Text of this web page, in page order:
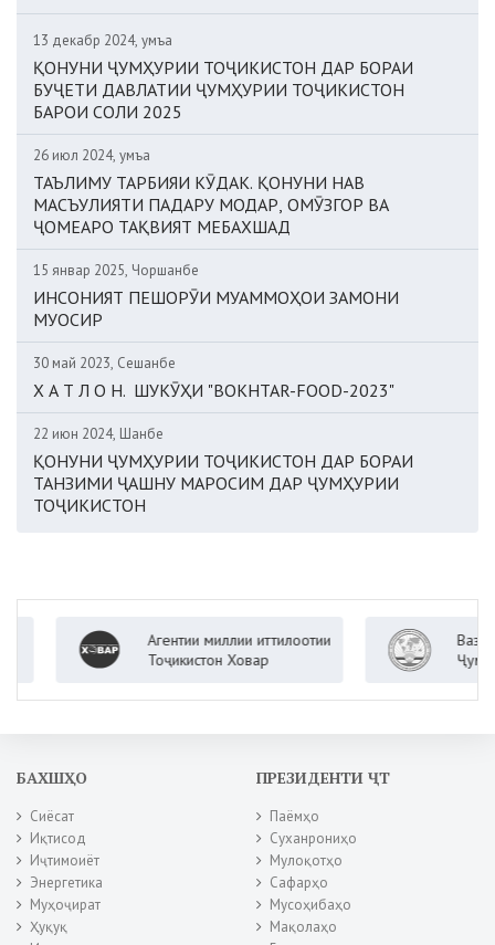
13 декабр 2024, Ҷумъа
ҚОНУНИ ҶУМҲУРИИ ТОҶИКИСТОН ДАР БОРАИ
БУҶЕТИ ДАВЛАТИИ ҶУМҲУРИИ ТОҶИКИСТОН
БАРОИ СОЛИ 2025
26 июл 2024, Ҷумъа
ТАЪЛИМУ ТАРБИЯИ КӮДАК. ҚОНУНИ НАВ
МАСЪУЛИЯТИ ПАДАРУ МОДАР, ОМӮЗГОР ВА
ҶОМЕАРО ТАҚВИЯТ МЕБАХШАД
15 январ 2025, Чоршанбе
ИНСОНИЯТ ПЕШОРӮИ МУАММОҲОИ ЗАМОНИ
МУОСИР
30 май 2023, Сешанбе
Х А Т Л О Н. ШУКӮҲИ "BOKHTAR-FOOD-2023"
22 июн 2024, Шанбе
ҚОНУНИ ҶУМҲУРИИ ТОҶИКИСТОН ДАР БОРАИ
ТАНЗИМИ ҶАШНУ МАРОСИМ ДАР ҶУМҲУРИИ
ТОҶИКИСТОН
Агентии миллии иттилоотии
Тоҷикистон Ховар
Вазорати
Ҷумҳурии
БАХШҲО
Сиёсат
Иқтисод
Иҷтимоиёт
Энергетика
Муҳоҷират
Ҳуқуқ
ПРЕЗИДЕНТИ ҶТ
Паёмҳо
Суханрониҳо
Мулоқотҳо
Сафарҳо
Мусоҳибаҳо
Мақолаҳо